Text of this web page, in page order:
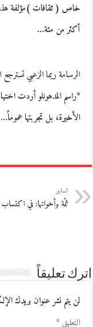
خاص ( ثقافات )مؤلفة هذا
أكثر من مئة…
الرسامة ريما الزعبي
*راسم المدهونلو أردت
الأخيرة، بل تجربتها عموماً…
السابق
ثمّة وأخواتها: في اكتساب
اترك تعليقاً
لن يتم نشر عنوان بريدك
التعليق*